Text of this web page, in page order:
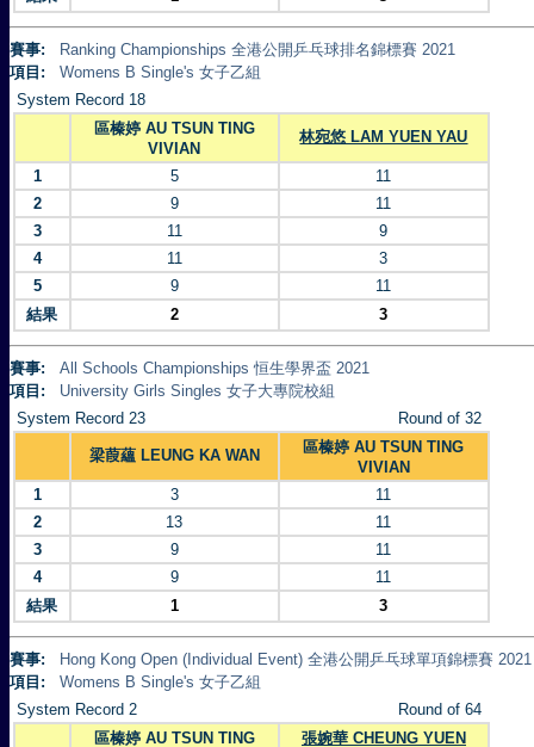
賽事:
Ranking Championships 全港公開乒乓球排名錦標賽 2021
項目:
Womens B Single's 女子乙組
System Record 18
區榛婷 AU TSUN TING
VIVIAN
林宛悠 LAM YUEN YAU
1 5
11
2
9
11
3
11
9
4
11
3
5
9
11
結果
2 3
賽事:
All Schools Championships 恒生學界盃 2021
項目:
University Girls Singles 女子大專院校組
System Record 23
Round of 32
梁葭蘊 LEUNG KA WAN
區榛婷 AU TSUN TING
VIVIAN
1
3
11
2
13
11
3
9
11
4
9
11
結果
1 3
賽事:
Hong Kong Open (Individual Event) 全港公開乒乓球單項錦標賽 2021
項目:
Womens B Single's 女子乙組
System Record 2
Round of 64
區榛婷 AU TSUN TING
張婉華 CHEUNG YUEN